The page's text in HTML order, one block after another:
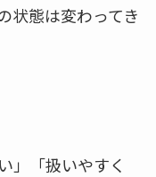
状態は変わってき
」「扱いやすく